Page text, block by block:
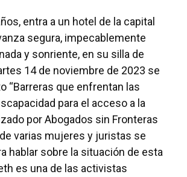
entra a un hotel de la capital
segura, impecablemente
y sonriente, en su silla de
14 de noviembre de 2023 se
“Barreras que enfrentan las
para el acceso a la
por Abogados sin Fronteras
varias mujeres y juristas se
hablar sobre la situación de esta
es una de las activistas